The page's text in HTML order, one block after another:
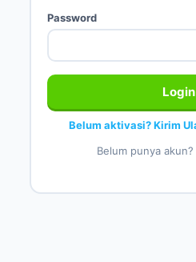
Password
Login
Belum aktivasi? Kirim
Belum punya akun?